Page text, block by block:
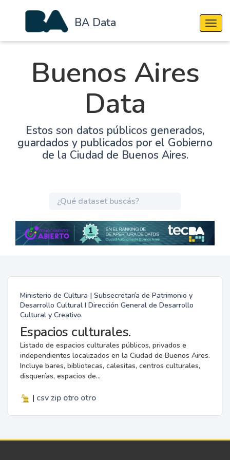
BA Data
Buenos Aires
Data
Estos son datos públicos generados,
guardados y publicados por el Gobierno
de la Ciudad de Buenos Aires.
Ministerio de Cultura | Subsecretaría de Patrimonio y
Desarrollo Cultural I Dirección General de Desarrollo
Cultural y Creativo.
Espacios culturales.
Listado de espacios culturales públicos, privados e
independientes localizados en la Ciudad de Buenos Aires.
Incluye bares, bibliotecas, calesitas, centros culturales,
disquerías, espacios de...
| csv zip otro otro